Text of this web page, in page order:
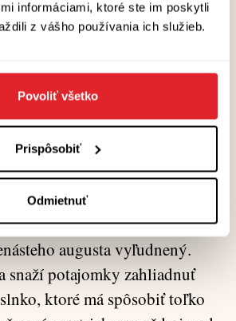
informáciami, ktoré ste im poskytli
z vášho používania ich služieb.
Povoliť všetko
Prispôsobiť
Odmietnuť
Špeciálne atmosférické zmeny
zraku, vysoký tlak,
zvýšenú hladinu cukru a časté
augusta vyľudnený.
snaží potajomky zahliadnuť
ktoré má spôsobiť toľko